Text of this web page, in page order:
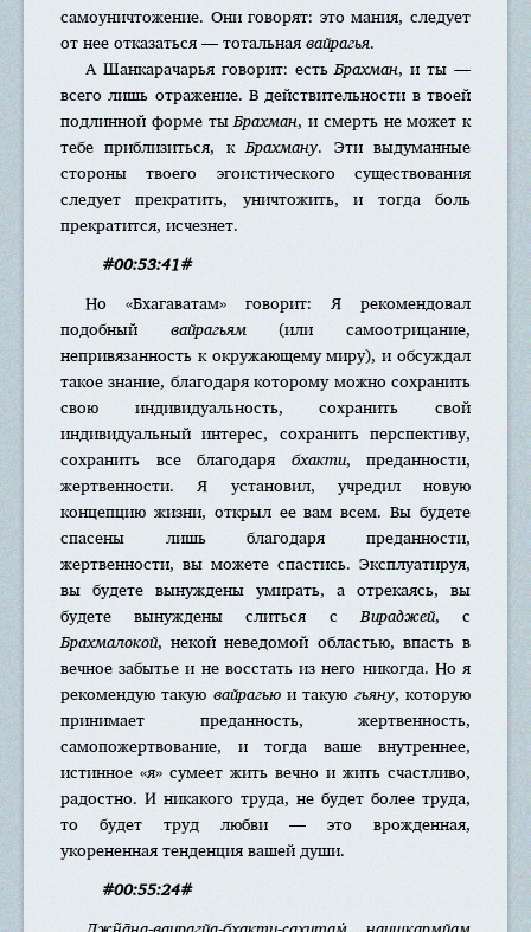
самоуничтожение. Они говорят: это мания, следует
от нее отказаться — тотальнаявайрагья.
А Шанкарачарья говорит: естьБрахман, и ты —
всего лишь отражение. В действительности в твоей
подлинной форме тыБрахман, и смерть не может к
тебе приблизиться, кБрахману. Эти выдуманные
стороны твоего эгоистического существования
следует прекратить, уничтожить, и тогда боль
прекратится, исчезнет.
#00:53:41#
Но «Бхагаватам» говорит: Я рекомендовал
подобный вайрагьям(или самоотрицание,
непривязанность к окружающему миру), и обсуждал
такое знание, благодаря которому можно сохранить
свою индивидуальность, сохранить свой
индивидуальный интерес, сохранить перспективу,
сохранить все благодаря бхакти, преданности,
жертвенности. Я установил, учредил новую
концепцию жизни, открыл ее вам всем. Вы будете
спасены лишь благодаря преданности,
жертвенности, вы можете спастись. Эксплуатируя,
вы будете вынуждены умирать, а отрекаясь, вы
будете вынуждены слиться сВираджей, с
Брахмалокой, некой неведомой областью, впасть в
вечное забытье и не восстать из него никогда. Но я
рекомендую такую вайрагьюи такую гьяну, которую
принимает преданность, жертвенность,
самопожертвование, и тогда ваше внутреннее,
истинное «я» сумеет жить вечно и жить счастливо,
радостно. И никакого труда, не будет более труда,
то будет труд любви — это врожденная,
укорененная тенденция вашей души.
#00:55:24#